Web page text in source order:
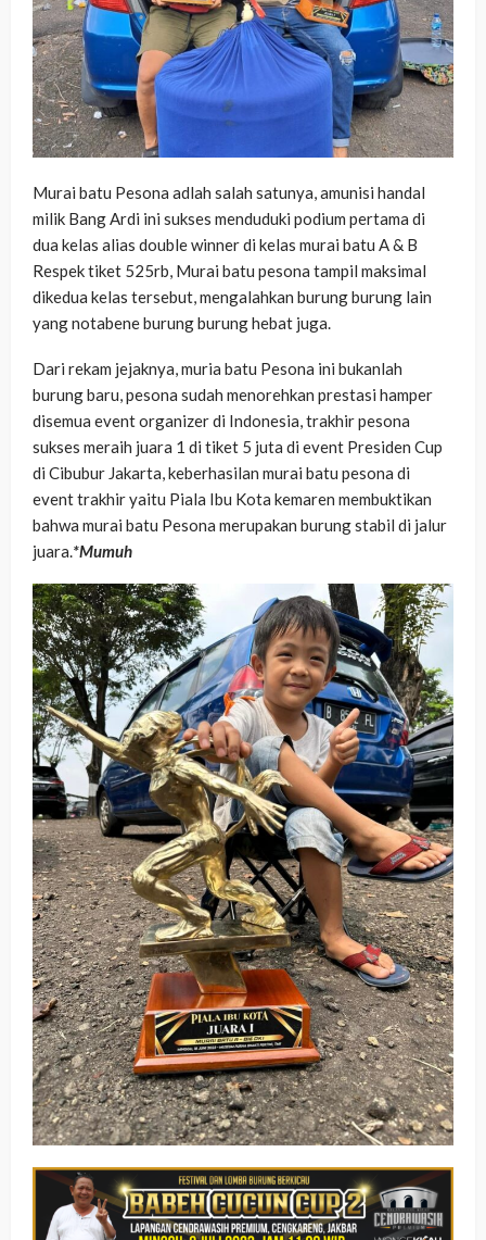
Murai batu Pesona adlah salah satunya, amunisi handal
milik Bang Ardi ini sukses menduduki podium pertama di
dua kelas alias double winner di kelas murai batu A & B
Respek tiket 525rb, Murai batu pesona tampil maksimal
dikedua kelas tersebut, mengalahkan burung burung lain
yang notabene burung burung hebat juga.
Dari rekam jejaknya, muria batu Pesona ini bukanlah
burung baru, pesona sudah menorehkan prestasi hamper
disemua event organizer di Indonesia, trakhir pesona
sukses meraih juara 1 di tiket 5 juta di event Presiden Cup
di Cibubur Jakarta, keberhasilan murai batu pesona di
event trakhir yaitu Piala Ibu Kota kemaren membuktikan
bahwa murai batu Pesona merupakan burung stabil di jalur
juara.*Mumuh